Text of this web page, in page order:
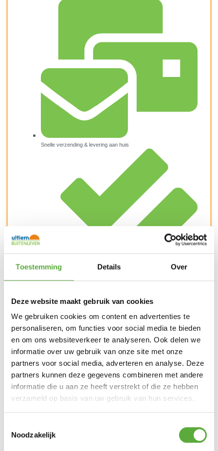
Toestemming Details Over
Deze website maakt gebruik van cookies
We gebruiken cookies om content en advertenties te
personaliseren, om functies voor social media te bieden
en om ons websiteverkeer te analyseren. Ook delen we
informatie over uw gebruik van onze site met onze
partners voor social media, adverteren en analyse. Deze
partners kunnen deze gegevens combineren met andere
informatie die u aan ze heeft verstrekt of die ze hebben
verzameld op basis van uw gebruik van hun services.
Noodzakelijk
Snelle verzending & levering aan huis
SKU
Weber
Weber
SKU 823757